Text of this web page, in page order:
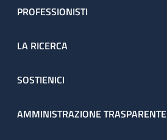
PROFESSIONISTI
LA RICERCA
SOSTIENICI
AMMINISTRAZIONE TRASPARENTE